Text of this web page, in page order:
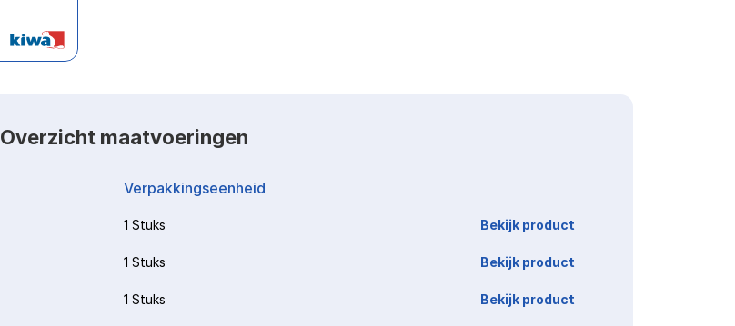
Overzicht maatvoeringen
Verpakkingseenheid
1 Stuks Bekijk product
1 Stuks Bekijk product
1 Stuks Bekijk product